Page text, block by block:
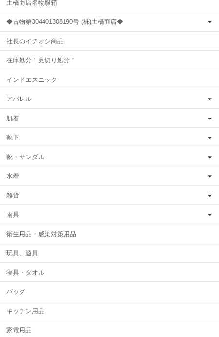
土橋商店名物服箱
◆古物第304401308190号 (株)土橋商店◆
社長のイチオシ商品
在庫処分！見切り処分！
インドエスニック
アパレル
肌着
靴下
靴・サンダル
水着
雑貨
雨具
衛生用品・感染対策用品
玩具、遊具
寝具・タオル
バッグ
キッチン用品
家電用品